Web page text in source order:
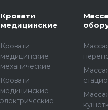
Кровати
медицинские
Кровати
медицинские
механические
Кровати
медицинские
электрические